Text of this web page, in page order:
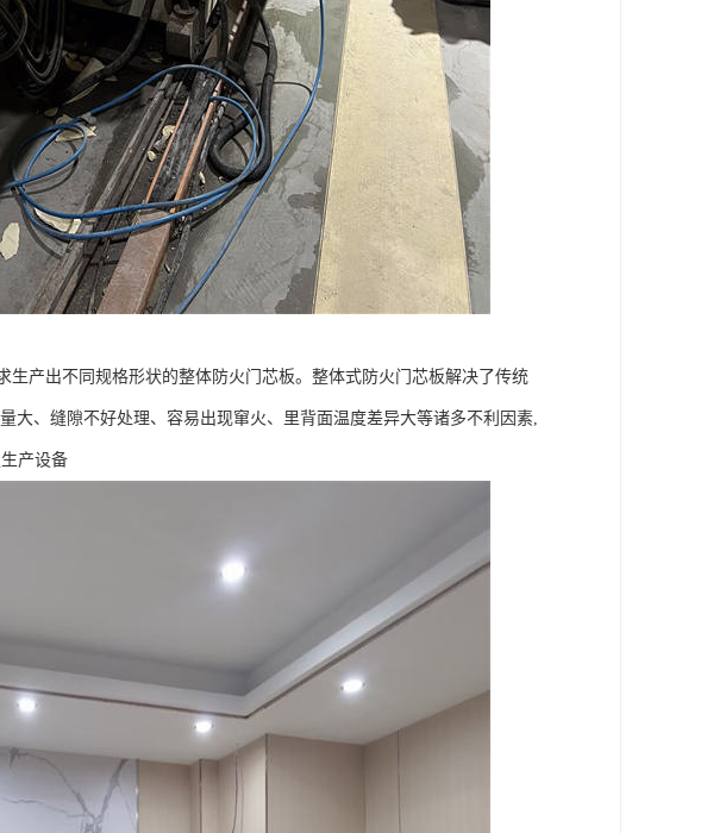
产出不同规格形状的整体防火门芯板。整体式防火门芯板解决了传统
大、缝隙不好处理、容易出现窜火、里背面温度差异大等诸多不利因素,
产设备